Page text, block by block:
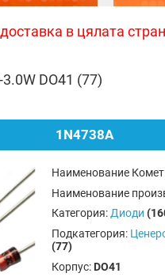
в цялата
DO41 (77)
1N4738A
Наименование
Наименование
Категория:Диоди
Подкатегория:
(77)
Корпус: DO41